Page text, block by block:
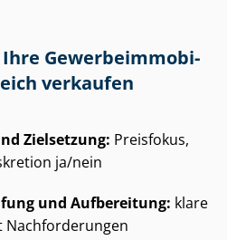
Ihre Ge­wer­be­im­mo­bi­
verkaufen
Zielsetzung: Preisfokus,
ja/nein
und Aufbereitung: klare
Nachforderungen